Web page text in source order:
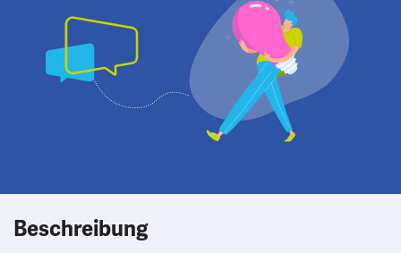
Beschreibung